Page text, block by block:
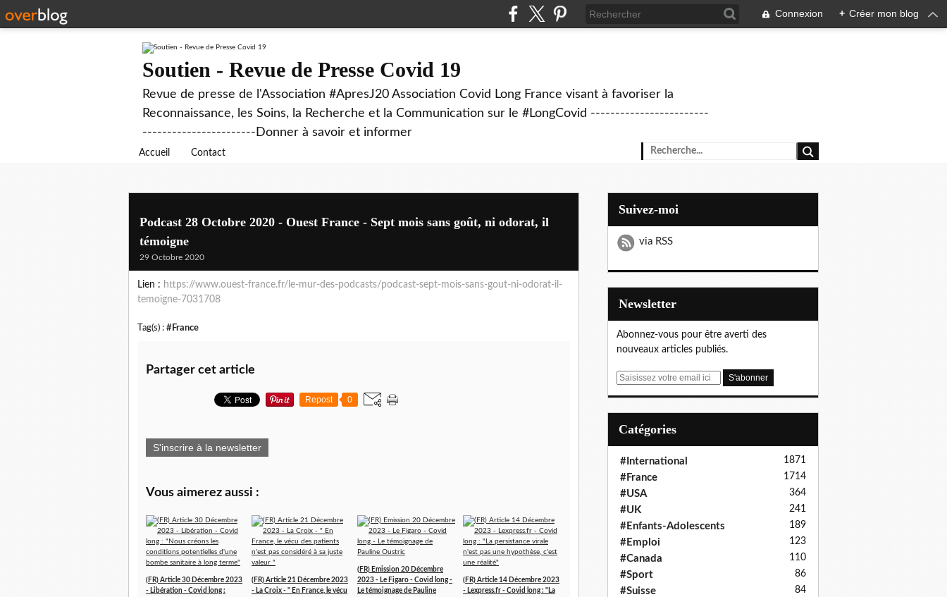
Connexion + Créer mon blog
Soutien - Revue de Presse Covid 19
Revue de presse de l'Association #ApresJ20 Association Covid Long France visant à favoriser la
Reconnaissance, les Soins, la Recherche et la Communication sur le #LongCovid ------------------------
-----------------------Donner à savoir et informer
Accueil Contact
Podcast 28 Octobre 2020 - Ouest France - Sept mois sans goût, ni odorat, il
témoigne
29 Octobre 2020
Lien : https://www.ouest-france.fr/le-mur-des-podcasts/podcast-sept-mois-sans-gout-ni-odorat-il-
temoigne-7031708
Tag(s) : #France
Partager cet article
Repost 0
S'inscrire à la newsletter
Vous aimerez aussi :
(FR) Article 30 Décembre 2023
- Libération - Covid long :
(FR) Article 21 Décembre 2023
- La Croix - " En France, le vécu
(FR) Emission 20 Décembre
2023 - Le Figaro - Covid long -
Le témoignage de Pauline
(FR) Article 14 Décembre 2023
- Lexpress.fr - Covid long : "La
Suivez-moi
via RSS
Newsletter
Abonnez-vous pour être averti des
nouveaux articles publiés.
E
Catégories
#International 1871
#France 1714
#USA 364
#UK 241
#Enfants-Adolescents 189
#Emploi 123
#Canada 110
#Sport 86
#Suisse 84